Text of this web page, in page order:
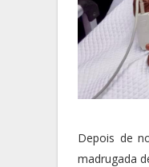
Depois de
madrugada